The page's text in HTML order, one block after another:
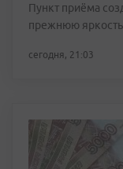
Пункт приёма
прежнюю яркость
сегодня, 21:03